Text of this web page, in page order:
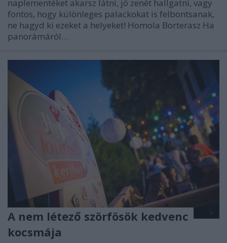
naplementéket akarsz látni, jó zenét hallgatni, vagy
fontos, hogy különleges palackokat is felbontsanak,
ne hagyd ki ezeket a helyeket! Homola Borterasz Ha
panorámáról…
A nem létező szörfösök kedvenc
kocsmája